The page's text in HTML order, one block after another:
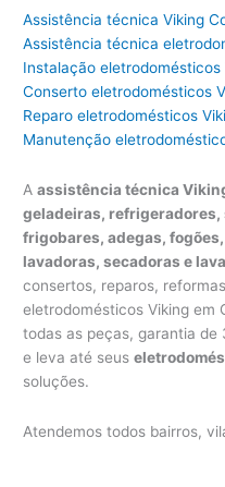
Assistência técnica Viking
Assistência técnica
Instalação eletrodomésticos
Conserto eletrodomésticos
Reparo eletrodomésticos
Manutenção
Aassistência técnica
geladeiras, refrigeradores,
frigobares, adegas,
lavadoras, secadoras e
consertos, reparos,
eletrodomésticos Viking em
todas as peças, garantia de
e leva até seus
soluções.
Atendemos todos bairros,